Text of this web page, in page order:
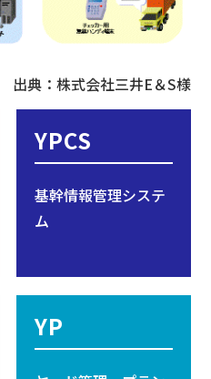
出典：株式会社三井E＆S様
YPCS
基幹情報管理システ
ム
YP